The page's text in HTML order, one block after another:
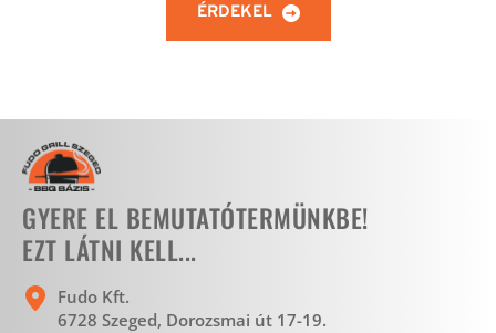
ÉRDEKEL
GYERE EL BEMUTATÓTERMÜNKBE!
EZT LÁTNI KELL...
Fudo Kft.
6728 Szeged, Dorozsmai út 17-19.